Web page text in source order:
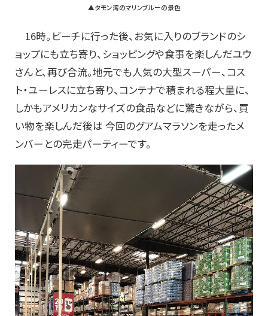
▲タモン湾のマリンブルーの景色
16時。ビーチに行った後、お気に入りのブランドのシ
ョップにも立ち寄り、ショッピングや食事を楽しんだユウ
さんと、再び合流。地元でも人気の大型スーパー、コス
ト・ユーレスに立ち寄り、コンテナで積まれる程大量に、
しかもアメリカンなサイズの食品などに驚きながら、買
い物を楽しんだ後は 今回のグアムマラソンを走ったメ
ンバーとの完走パーティーです。